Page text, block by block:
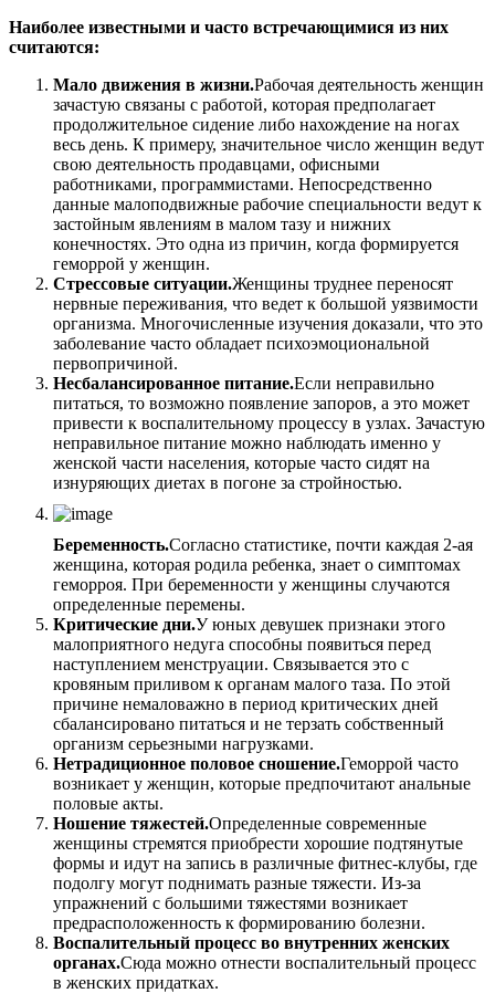
Наиболее известными и часто встречающимися из них
считаются:
Мало движения в жизни.Рабочая деятельность женщин
зачастую связаны с работой, которая предполагает
продолжительное сидение либо нахождение на ногах
весь день. К примеру, значительное число женщин ведут
свою деятельность продавцами, офисными
работниками, программистами. Непосредственно
данные малоподвижные рабочие специальности ведут к
застойным явлениям в малом тазу и нижних
конечностях. Это одна из причин, когда формируется
геморрой у женщин.
Стрессовые ситуации.Женщины труднее переносят
нервные переживания, что ведет к большой уязвимости
организма. Многочисленные изучения доказали, что это
заболевание часто обладает психоэмоциональной
первопричиной.
Несбалансированное питание.Если неправильно
питаться, то возможно появление запоров, а это может
привести к воспалительному процессу в узлах. Зачастую
неправильное питание можно наблюдать именно у
женской части населения, которые часто сидят на
изнуряющих диетах в погоне за стройностью.
Беременность.Согласно статистике, почти каждая 2-ая
женщина, которая родила ребенка, знает о симптомах
геморроя. При беременности у женщины случаются
определенные перемены.
Критические дни.У юных девушек признаки этого
малоприятного недуга способны появиться перед
наступлением менструации. Связывается это с
кровяным приливом к органам малого таза. По этой
причине немаловажно в период критических дней
сбалансировано питаться и не терзать собственный
организм серьезными нагрузками.
Нетрадиционное половое сношение.Геморрой часто
возникает у женщин, которые предпочитают анальные
половые акты.
Ношение тяжестей.Определенные современные
женщины стремятся приобрести хорошие подтянутые
формы и идут на запись в различные фитнес-клубы, где
подолгу могут поднимать разные тяжести. Из-за
упражнений с большими тяжестями возникает
предрасположенность к формированию болезни.
Воспалительный процесс во внутренних женских
органах.Сюда можно отнести воспалительный процесс
в женских придатках.